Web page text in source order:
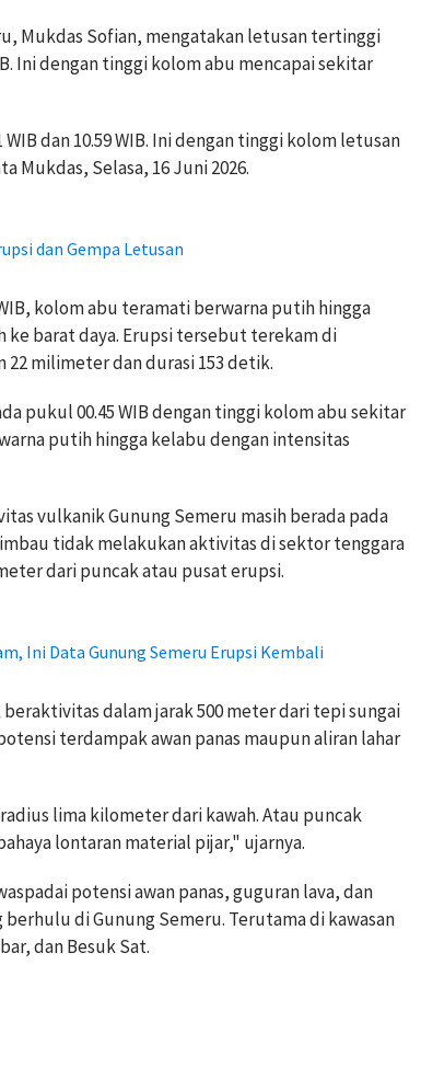
Mukdas Sofian, mengatakan letusan tertinggi
Ini dengan tinggi kolom abu mencapai sekitar
dan 10.59 WIB. Ini dengan tinggi kolom letusan
Mukdas, Selasa, 16 Juni 2026.
dan Gempa Letusan
kolom abu teramati berwarna putih hingga
barat daya. Erupsi tersebut terekam di
milimeter dan durasi 153 detik.
pukul 00.45 WIB dengan tinggi kolom abu sekitar
putih hingga kelabu dengan intensitas
vulkanik Gunung Semeru masih berada pada
tidak melakukan aktivitas di sektor tenggara
dari puncak atau pusat erupsi.
Ini Data Gunung Semeru Erupsi Kembali
dalam jarak 500 meter dari tepi sungai
terdampak awan panas maupun aliran lahar
lima kilometer dari kawah. Atau puncak
lontaran material pijar," ujarnya.
potensi awan panas, guguran lava, dan
di Gunung Semeru. Terutama di kawasan
dan Besuk Sat.